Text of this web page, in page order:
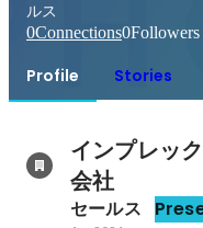
ルス
0Connections0Followers
Profile Stories
インプレッ
会社
セールス